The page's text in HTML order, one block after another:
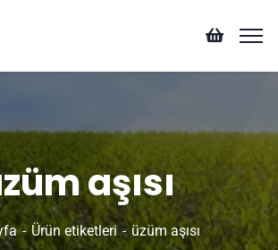
aşısı
Ürün etiketleri üzüm aşısı